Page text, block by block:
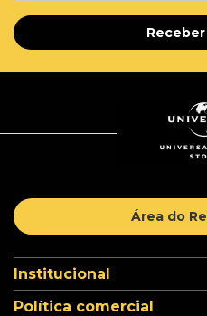
Área do
Institucional
Política comercial